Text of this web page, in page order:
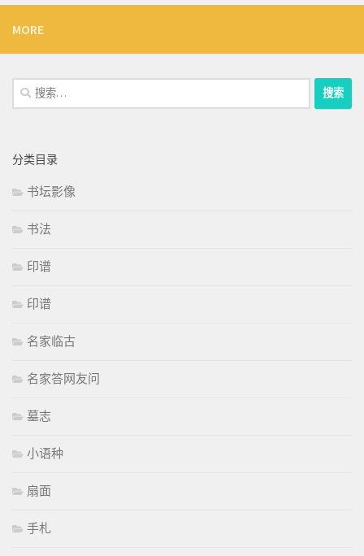
MORE
搜
索：
分类目录
书坛影像
书法
印谱
印谱
名家临古
名家答网友问
墓志
小语种
扇面
手札